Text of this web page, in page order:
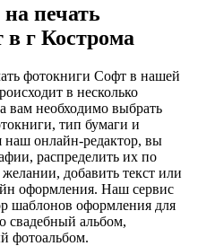
печать
г Кострома
фотокниги Софт в нашей
в несколько
вам необходимо выбрать
тип бумаги и
наш онлайн-редактор, вы
распределить их по
добавить текст или
оформления. Наш сервис
шаблонов оформления для
свадебный альбом,
фотоальбом.